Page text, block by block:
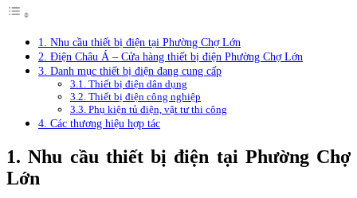
1. Nhu cầu thiết bị điện tại Phường Chợ Lớn
2. Điện Châu Á – Cửa hàng thiết bị điện Phường Chợ Lớn
3. Danh mục thiết bị điện đang cung cấp
3.1. Thiết bị điện dân dụng
3.2. Thiết bị điện công nghiệp
3.3. Phụ kiện tủ điện, vật tư thi công
4. Các thương hiệu hợp tác
1. Nhu cầu thiết bị điện tại Phường Chợ
Lớn